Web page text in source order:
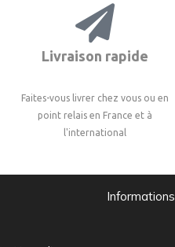
Livraison rapide
Faites-vous livrer chez vous ou en
point relais en France et à
l'international
Informations